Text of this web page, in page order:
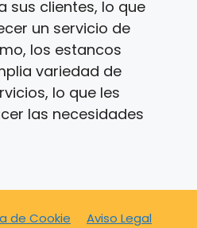
sus clientes, lo que
un servicio de
los estancos
variedad de
lo que les
las necesidades
de Cookie Aviso Legal